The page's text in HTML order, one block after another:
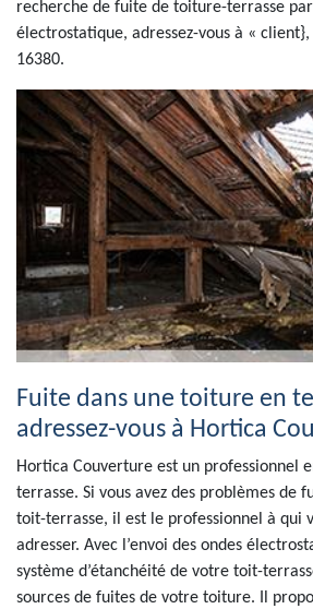
recherche de fuite de toiture-terrasse
électrostatique, adressez-vous à « client},
16380.
Fuite dans une toiture en
adressez-vous à Hortica
Hortica Couverture est un professionnel
terrasse. Si vous avez des problèmes de
toit-terrasse, il est le professionnel à qui
adresser. Avec l’envoi des ondes
système d’étanchéité de votre toit-
sources de fuites de votre toiture. Il